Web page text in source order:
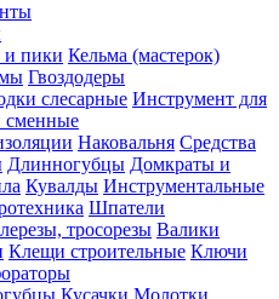
и пики Кельма (мастерок)
Гвоздодеры
слесарные Инструмент для
сменные
Наковальня Средства
Длинногубцы Домкраты и
Кувалды Инструментальные
Шпатели
тросорезы Валики
Клещи строительные Ключи